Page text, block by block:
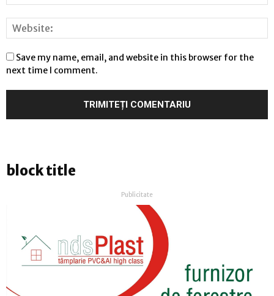
Save my name, email, and website in this browser for the
next time I comment.
block title
Publicitate